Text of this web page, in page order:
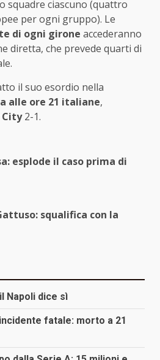
squadre ciascuno (quattro
per ogni gruppo). Le
di ogni girone accederanno
diretta, che prevede quarti di
il suo esordio nella
alle ore 21 italiane,
City2-1.
esplode il caso prima di
squalifica con la
Napoli dice sì
fatale: morto a 21